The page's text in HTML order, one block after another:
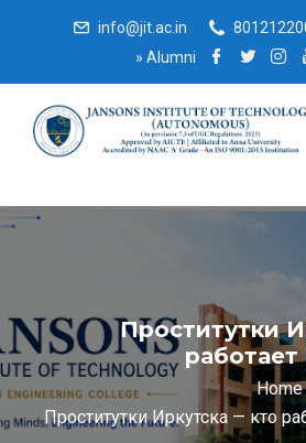
info@jit.ac.in
» Alumni
Проститутки
Home
Проститутки Иркутска — кто